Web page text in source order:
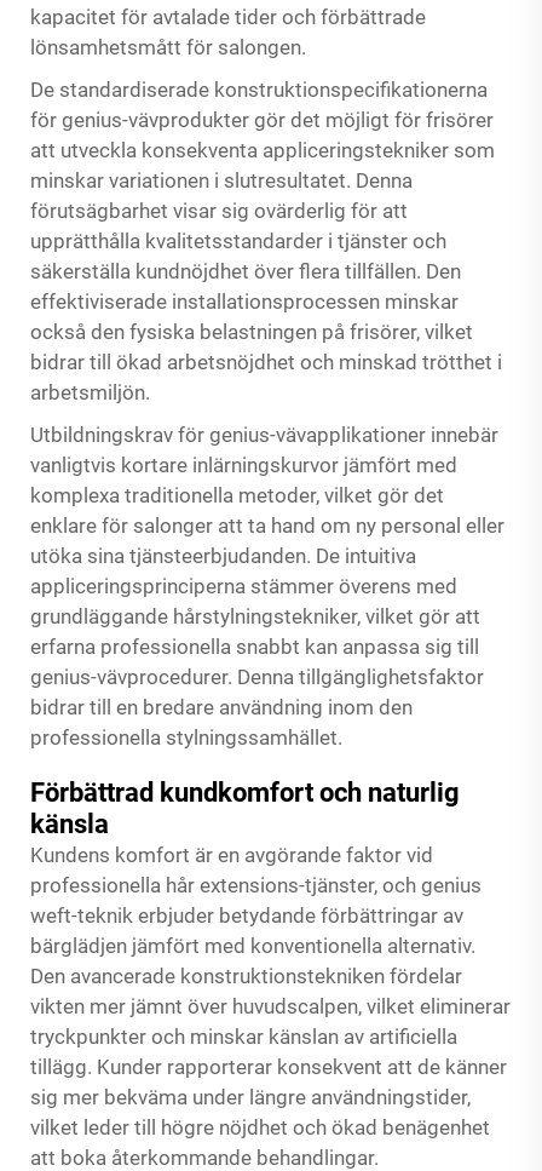
kapacitet för avtalade tider och förbättrade
lönsamhetsmått för salongen.
De standardiserade konstruktionspecifikationerna
för genius-vävprodukter gör det möjligt för frisörer
att utveckla konsekventa appliceringstekniker som
minskar variationen i slutresultatet. Denna
förutsägbarhet visar sig ovärderlig för att
upprätthålla kvalitetsstandarder i tjänster och
säkerställa kundnöjdhet över flera tillfällen. Den
effektiviserade installationsprocessen minskar
också den fysiska belastningen på frisörer, vilket
bidrar till ökad arbetsnöjdhet och minskad trötthet i
arbetsmiljön.
Utbildningskrav för genius-vävapplikationer innebär
vanligtvis kortare inlärningskurvor jämfört med
komplexa traditionella metoder, vilket gör det
enklare för salonger att ta hand om ny personal eller
utöka sina tjänsteerbjudanden. De intuitiva
appliceringsprinciperna stämmer överens med
grundläggande hårstylningstekniker, vilket gör att
erfarna professionella snabbt kan anpassa sig till
genius-vävprocedurer. Denna tillgänglighetsfaktor
bidrar till en bredare användning inom den
professionella stylningssamhället.
Förbättrad kundkomfort och naturlig
känsla
Kundens komfort är en avgörande faktor vid
professionella hår extensions-tjänster, och genius
weft-teknik erbjuder betydande förbättringar av
bärglädjen jämfört med konventionella alternativ.
Den avancerade konstruktionstekniken fördelar
vikten mer jämnt över huvudscalpen, vilket eliminerar
tryckpunkter och minskar känslan av artificiella
tillägg. Kunder rapporterar konsekvent att de känner
sig mer bekväma under längre användningstider,
vilket leder till högre nöjdhet och ökad benägenhet
att boka återkommande behandlingar.